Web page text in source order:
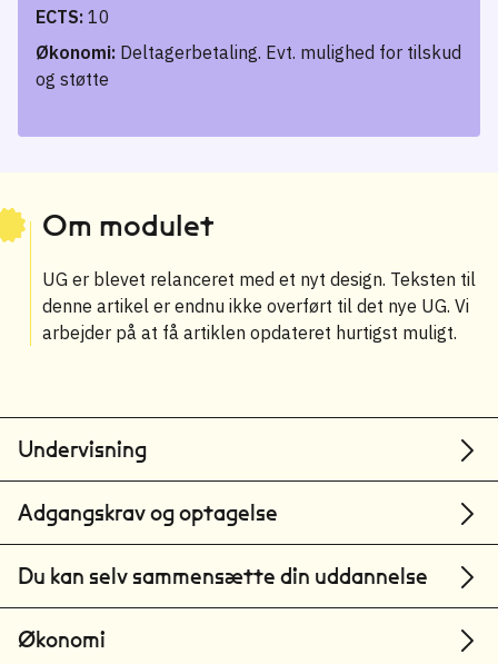
ECTS: 10
Økonomi: Deltagerbetaling. Evt. mulighed for tilskud
og støtte
Om modulet
UG er blevet relanceret med et nyt design. Teksten til
denne artikel er endnu ikke overført til det nye UG. Vi
arbejder på at få artiklen opdateret hurtigst muligt.
Undervisning
Adgangskrav og optagelse
Du kan selv sammensætte din uddannelse
Økonomi